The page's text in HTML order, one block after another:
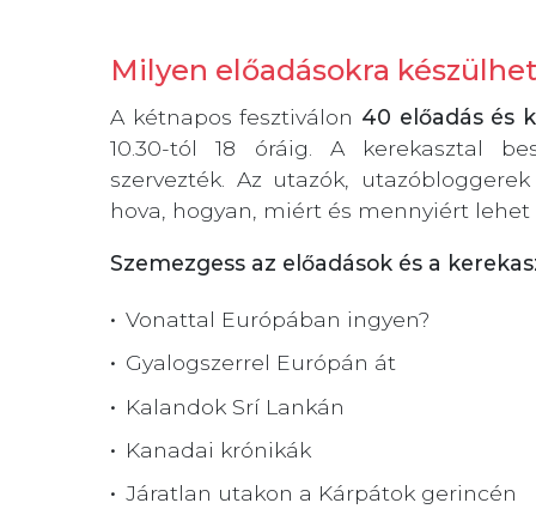
Milyen előadásokra
A kétnapos fesztiválon 40 előadás és
10.30-tól 18 óráig. A kerekasztal
szervezték. Az utazók,
hova, hogyan, miért és mennyiért lehet
Szemezgess az előadások és a
Vonattal Európában ingyen?
Gyalogszerrel Európán át
Kalandok Srí Lankán
Kanadai krónikák
Járatlan utakon a Kárpátok gerincén